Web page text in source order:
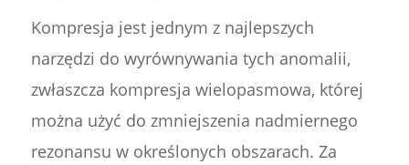
Kompresja jest jednym z najlepszych
narzędzi do wyrównywania tych anomalii,
zwłaszcza kompresja wielopasmowa, której
można użyć do zmniejszenia nadmiernego
rezonansu w określonych obszarach. Za